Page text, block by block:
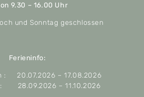
9.30 – 16.00 Uhr
und Sonntag geschlossen
Ferieninfo:
: 20.07.2026 – 17.08.2026
: 28.09.2026 – 11.10.2026